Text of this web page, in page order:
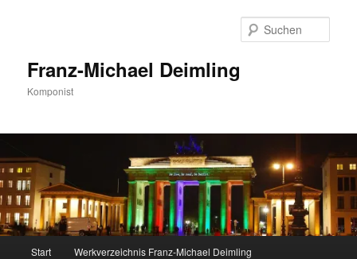
Franz-Michael Deimling
Komponist
Start Werkverzeichnis Franz-Michael Deimling